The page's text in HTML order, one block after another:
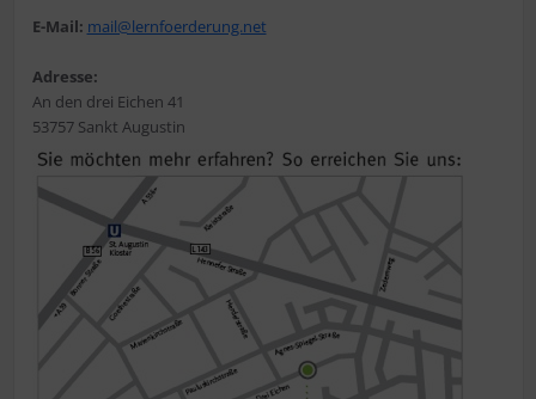
E-Mail: mail@lernfoerderung.net
Adresse:
An den drei Eichen 41
53757 Sankt Augustin